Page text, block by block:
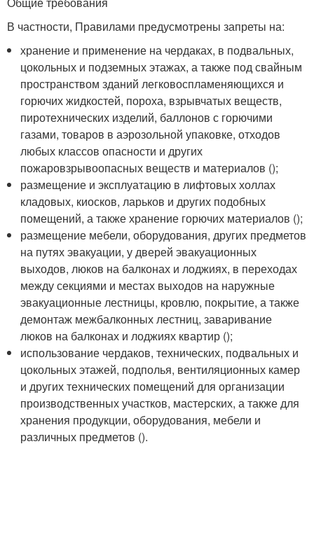
В частности, Правилами предусмотрены запреты на:
хранение и применение на чердаках, в подвальных,
цокольных и подземных этажах, а также под свайным
пространством зданий легковоспламеняющихся и
горючих жидкостей, пороха, взрывчатых веществ,
пиротехнических изделий, баллонов с горючими
газами, товаров в аэрозольной упаковке, отходов
любых классов опасности и других
пожаровзрывоопасных веществ и материалов ();
размещение и эксплуатацию в лифтовых холлах
кладовых, киосков, ларьков и других подобных
помещений, а также хранение горючих материалов ();
размещение мебели, оборудования, других предметов
на путях эвакуации, у дверей эвакуационных
выходов, люков на балконах и лоджиях, в переходах
между секциями и местах выходов на наружные
эвакуационные лестницы, кровлю, покрытие, а также
демонтаж межбалконных лестниц, заваривание
люков на балконах и лоджиях квартир ();
использование чердаков, технических, подвальных и
цокольных этажей, подполья, вентиляционных камер
и других технических помещений для организации
производственных участков, мастерских, а также для
хранения продукции, оборудования, мебели и
различных предметов ().